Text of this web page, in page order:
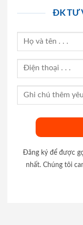
ĐK TƯ
Đăng ký để được
nhất. Chúng tôi